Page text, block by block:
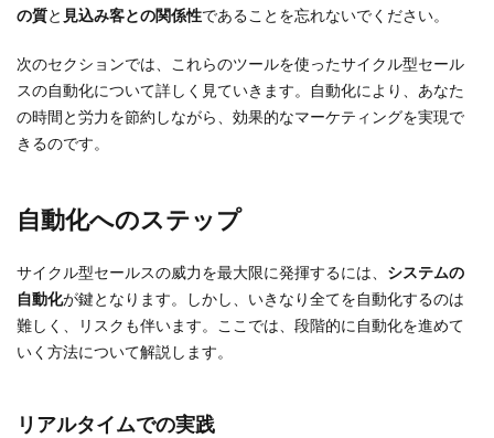
の質と 見込み客との関係性であることを忘れないでください。
次のセクションでは、これらのツールを使ったサイクル型セール
スの自動化について詳しく見ていきます。自動化により、あなた
の時間と労力を節約しながら、効果的なマーケティングを実現で
きるのです。
自動化へのステップ
サイクル型セールスの威力を最大限に発揮するには、 システムの
自動化が鍵となります。しかし、いきなり全てを自動化するのは
難しく、リスクも伴います。ここでは、段階的に自動化を進めて
いく方法について解説します。
リアルタイムでの実践